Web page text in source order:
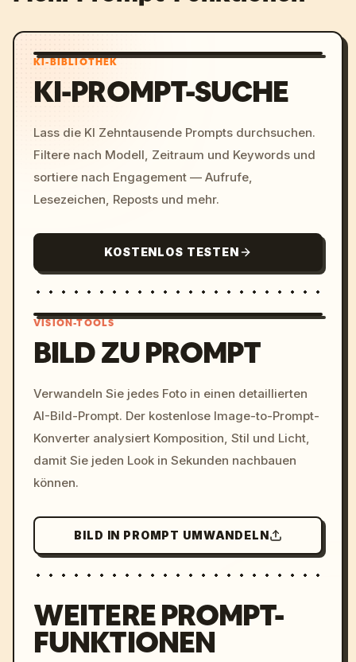
KI-BIBLIOTHEK
KI-PROMPT-SUCHE
Lass die KI Zehntausende Prompts durchsuchen.
Filtere nach Modell, Zeitraum und Keywords und
sortiere nach Engagement — Aufrufe,
Lesezeichen, Reposts und mehr.
KOSTENLOS TESTEN
c, cyberpunk sunset, neon
colors, 8k --v 6.0
VISION-TOOLS
BILD ZU PROMPT
Verwandeln Sie jedes Foto in einen detaillierten
AI-Bild-Prompt. Der kostenlose Image-to-Prompt-
Konverter analysiert Komposition, Stil und Licht,
damit Sie jeden Look in Sekunden nachbauen
können.
BILD IN PROMPT UMWANDELN
WEITERE PROMPT-
FUNKTIONEN